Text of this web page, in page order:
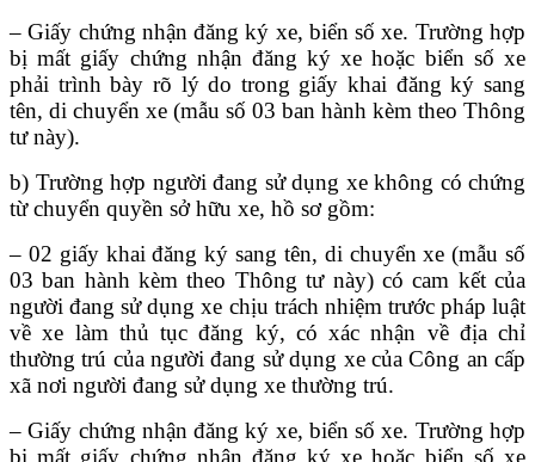
– Giấy chứng nhận đăng ký xe, biển số xe. Trường hợp
bị mất giấy chứng nhận đăng ký xe hoặc biển số xe
phải trình bày rõ lý do trong giấy khai đăng ký sang
tên, di chuyển xe (mẫu số 03 ban hành kèm theo Thông
tư này).
b) Trường hợp người đang sử dụng xe không có chứng
từ chuyển quyền sở hữu xe, hồ sơ gồm:
– 02 giấy khai đăng ký sang tên, di chuyển xe (mẫu số
03 ban hành kèm theo Thông tư này) có cam kết của
người đang sử dụng xe chịu trách nhiệm trước pháp luật
về xe làm thủ tục đăng ký, có xác nhận về địa chỉ
thường trú của người đang sử dụng xe của Công an cấp
xã nơi người đang sử dụng xe thường trú.
– Giấy chứng nhận đăng ký xe, biển số xe. Trường hợp
bị mất giấy chứng nhận đăng ký xe hoặc biển số xe